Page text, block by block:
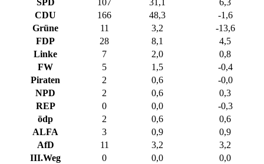
SPD 107 31,1
6,3
CDU
166 48,3
-1,6
Grüne
11 3,2
-13,6
FDP
28 8,1
4,5
Linke
7 2,0
0,8
FW
5 1,5
-0,4
Piraten
2 0,6
-0,0
NPD
2 0,6
0,3
REP
0 0,0
-0,3
ödp
2 0,6
0,6
ALFA
3 0,9
0,9
AfD
11 3,2
3,2
III.Weg
0 0,0
0,0